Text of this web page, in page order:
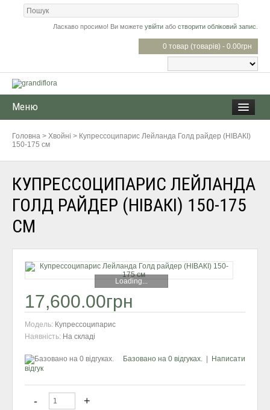
Ласкаво просимо! Ви можете увійти або створити обліковий запис
0 товар (товарів) - 0.00грн
Меню
Головна > Хвойні > Купресcоципарис Лейланда Голд райдер (НІВАКІ)
150-175 см
КУПРЕСCОЦИПАРИС ЛЕЙЛАНДА
ГОЛД РАЙДЕР (НІВАКІ) 150-175
СМ
Loading...
17,600.00грн
Модель: Купресcоципарис
Наявність: На складі
Базовано на 0 відгуках.
Написати
відгук